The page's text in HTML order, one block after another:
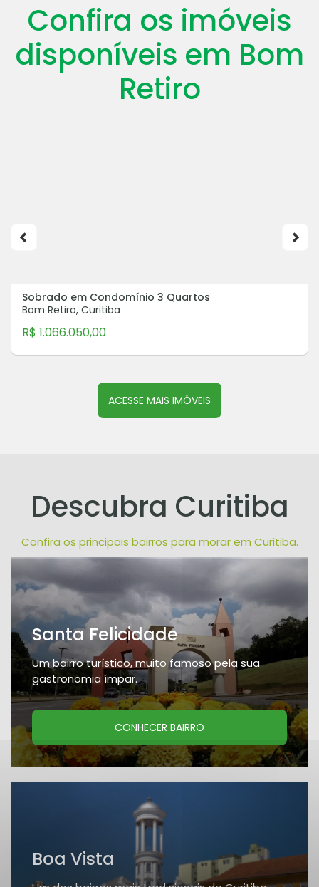
Confira os imóveis
disponíveis em Bom
Retiro
Sobrado em Condomínio 3 Quartos
Bom Retiro, Curitiba
R$ 1.066.050,00
ACESSE MAIS IMÓVEIS
Descubra Curitiba
Confira os principais bairros para morar em Curitiba.
Santa Felicidade
Um bairro turístico, muito famoso pela sua
gastronomia ímpar.
CONHECER BAIRRO
Boa Vista